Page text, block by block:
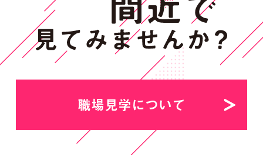
職場見学について